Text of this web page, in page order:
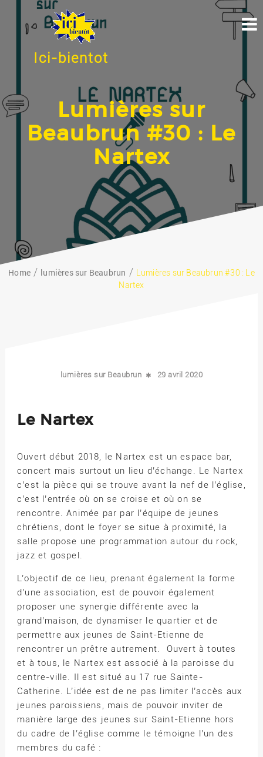
Ici-bientot
Lumières sur
Beaubrun #30 : Le
Nartex
Home lumières sur Beaubrun
Lumières sur Beaubrun #30 : Le
Nartex
lumières sur Beaubrun 29 avril 2020
Le Nartex
Ouvert début 2018, le Nartex est un espace bar,
concert mais surtout un lieu d’échange. Le Nartex
c’est la pièce qui se trouve avant la nef de l’église,
c’est l’entrée où on se croise et où on se
rencontre. Animée par par l’équipe de jeunes
chrétiens, dont le foyer se situe à proximité, la
salle propose une programmation autour du rock,
jazz et gospel.
L’objectif de ce lieu, prenant également la forme
d’une association, est de pouvoir également
proposer une synergie différente avec la
grand’maison, de dynamiser le quartier et de
permettre aux jeunes de Saint-Etienne de
rencontrer un prêtre autrement. Ouvert à toutes
et à tous, le Nartex est associé à la paroisse du
centre-ville. Il est situé au 17 rue Sainte-
Catherine. L’idée est de ne pas limiter l’accès aux
jeunes paroissiens, mais de pouvoir inviter de
manière large des jeunes sur Saint-Etienne hors
du cadre de l’église comme le témoigne l’un des
membres du café :